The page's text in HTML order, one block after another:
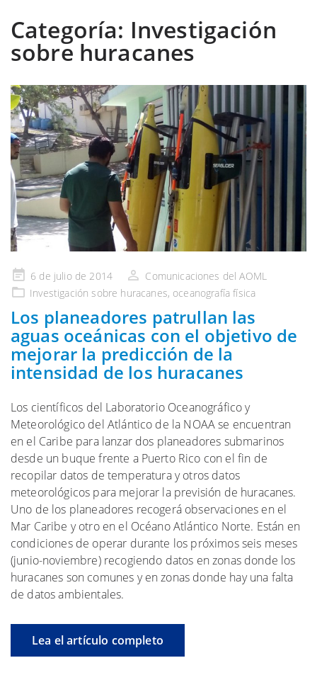
Categoría: Investigación
sobre huracanes
Publicado
en
6 de julio de 2014
Comunicaciones del AOML
Investigación sobre huracanes, oceanografía física
Los planeadores patrullan las
aguas oceánicas con el objetivo de
mejorar la predicción de la
intensidad de los huracanes
Los científicos del Laboratorio Oceanográfico y
Meteorológico del Atlántico de la NOAA se encuentran
en el Caribe para lanzar dos planeadores submarinos
desde un buque frente a Puerto Rico con el fin de
recopilar datos de temperatura y otros datos
meteorológicos para mejorar la previsión de huracanes.
Uno de los planeadores recogerá observaciones en el
Mar Caribe y otro en el Océano Atlántico Norte. Están en
condiciones de operar durante los próximos seis meses
(junio-noviembre) recogiendo datos en zonas donde los
huracanes son comunes y en zonas donde hay una falta
de datos ambientales.
Lea el artículo completo